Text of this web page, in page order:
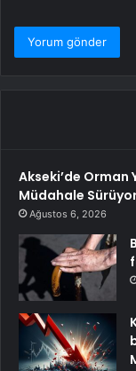
Akseki’de Orman
Müdahale
Ağustos 6, 2026